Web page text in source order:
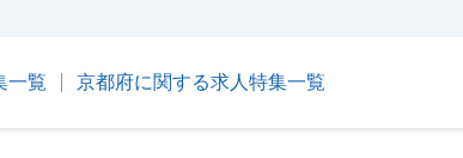
一覧 京都府に関する求人特集一覧